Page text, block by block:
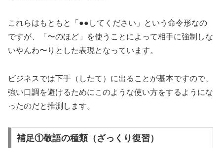
これらはもともと「●●してください」という命令形なの
ですが、「〜のほど」を使うことによって相手に強制しな
いやんわ〜りとした表現となっています。
ビジネスでは下手（したて）に出ることが基本ですので、
強い口調を避けるためにこのような使い方をするようにな
ったのだと推測します。
補足①敬語の種類（ざっくり復習）